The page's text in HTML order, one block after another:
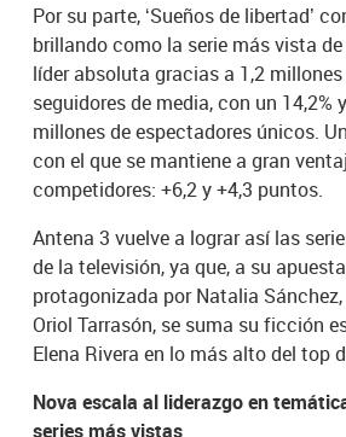
Por su parte, ‘Sueños de libertad’
brillando como la serie más vista
líder absoluta gracias a 1,2 millones
seguidores de media, con un 14,2%
millones de espectadores únicos.
con el que se mantiene a gran
competidores: +6,2 y +4,3 puntos.
Antena 3 vuelve a lograr así las
de la televisión, ya que, a su
protagonizada por Natalia
Oriol Tarrasón, se suma su ficción
Elena Rivera en lo más alto del top
Nova escala al liderazgo en
series más vistas